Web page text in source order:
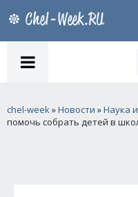
chel-week»Новости »Наука
помочь собрать детей в